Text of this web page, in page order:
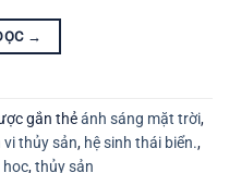
→
gắn thẻánh sáng mặt trời,
vi thủy sản, hệ sinh thái biển.,
học,thủy sản